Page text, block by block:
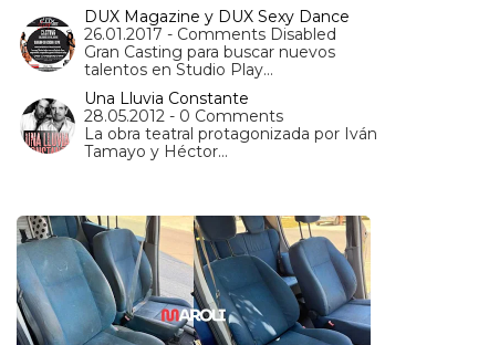
DUX Magazine y DUX Sexy Dance
26.01.2017 - Comments Disabled
Gran Casting para buscar nuevos
talentos en Studio Play…
Una Lluvia Constante
28.05.2012 - 0 Comments
La obra teatral protagonizada por Iván
Tamayo y Héctor…